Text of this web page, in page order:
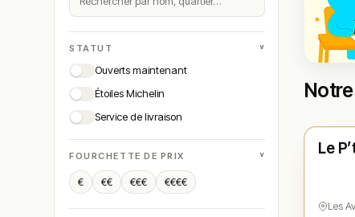
STATUT ˅
Ouverts maintenant
Étoiles Michelin
Service de livraison
FOURCHETTE DE PRIX ˅
€ €€ €€€ €€€€
★ N°
Le
Les